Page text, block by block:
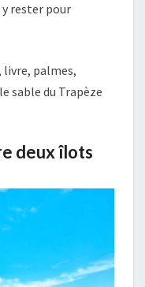
y rester pour
palmes,
sable du Trapèze
deux îlots